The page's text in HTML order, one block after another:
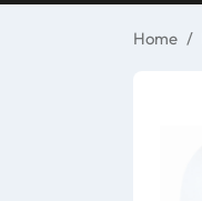
Home /